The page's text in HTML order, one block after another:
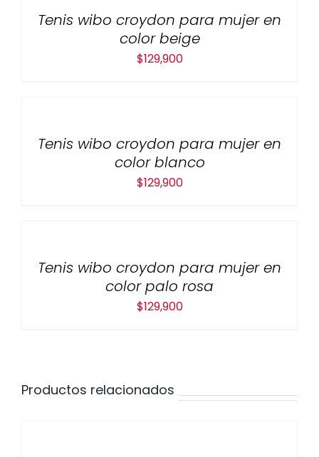
Tenis wibo croydon para mujer en
color beige
$129,900
Tenis wibo croydon para mujer en
color blanco
$129,900
Tenis wibo croydon para mujer en
color palo rosa
$129,900
Productos relacionados